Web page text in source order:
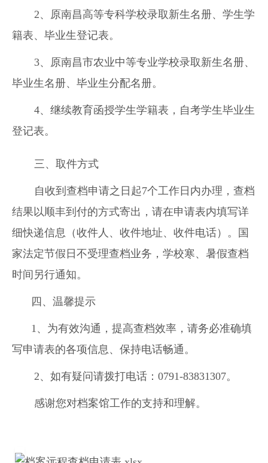
2、原南昌高等专科学校录取新生名册、学生学
籍表、毕业生登记表。
3、原南昌市农业中等专业学校录取新生名册、
毕业生名册、毕业生分配名册。
4、继续教育函授学生学籍表，自考学生毕业生
登记表。
三、取件方式
自收到查档申请之日起7个工作日内办理，查档
结果以顺丰到付的方式寄出，请在申请表内填写详
细快递信息（收件人、收件地址、收件电话）。国
家法定节假日不受理查档业务，学校寒、暑假查档
时间另行通知。
四、温馨提示
1、为有效沟通，提高查档效率，请务必准确填
写申请表的各项信息、保持电话畅通。
2、如有疑问请拨打电话：0791-83831307。
感谢您对档案馆工作的支持和理解。